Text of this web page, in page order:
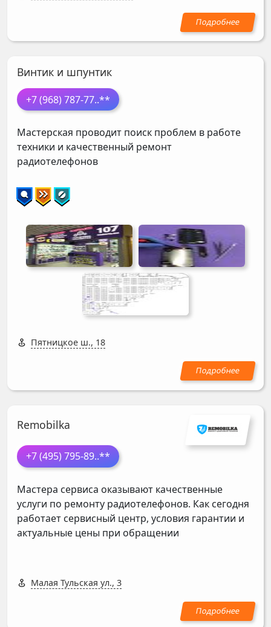
Винтик и шпунтик
+7 (968) 787-77..**
Мастерская проводит поиск проблем в работе
техники и качественный ремонт
радиотелефонов
Пятницкое ш., 18
Remobilka
+7 (495) 795-89..**
Мастера сервиса оказывают качественные
услуги по ремонту радиотелефонов. Как сегодня
работает сервисный центр, условия гарантии и
актуальные цены при обращении
Малая Тульская ул., 3